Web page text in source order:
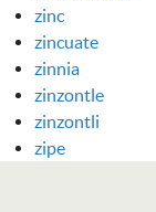
zinc
zincuate
zinnia
zinzontle
zinzontli
zipe